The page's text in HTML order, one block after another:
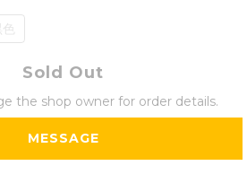
Sold Out
the shop owner for order details.
MESSAGE